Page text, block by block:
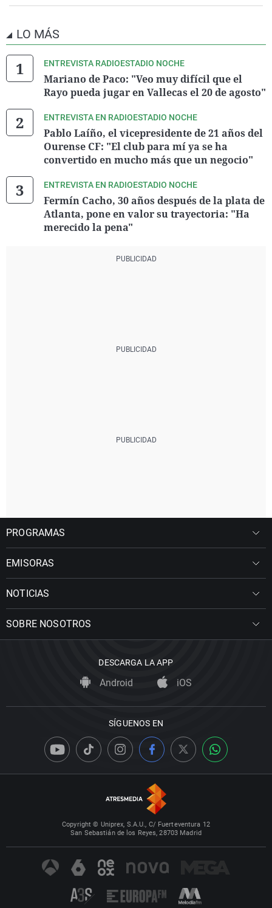
LO MÁS
ENTREVISTA RADIOESTADIO NOCHE
Mariano de Paco: "Veo muy difícil que el
Rayo pueda jugar en Vallecas el 20 de agosto"
ENTREVISTA EN RADIOESTADIO NOCHE
Pablo Laíño, el vicepresidente de 21 años del
Ourense CF: "El club para mí ya se ha
convertido en mucho más que un negocio"
ENTREVISTA EN RADIOESTADIO NOCHE
Fermín Cacho, 30 años después de la plata de
Atlanta, pone en valor su trayectoria: "Ha
merecido la pena"
PROGRAMAS
EMISORAS
NOTICIAS
SOBRE NOSOTROS
DESCARGA LA APP
Android iOS
SÍGUENOS EN
Copyright © Uniprex, S.A.U., C/ Fuerteventura 12
San Sebastián de los Reyes, 28703 Madrid